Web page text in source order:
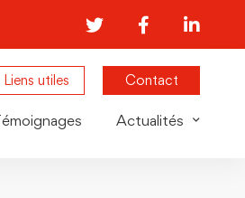
Liens utiles Contact
Actualités